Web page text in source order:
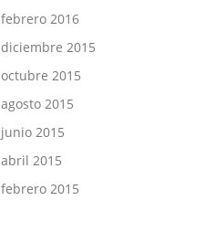
febrero 2016
diciembre 2015
octubre 2015
agosto 2015
junio 2015
abril 2015
febrero 2015